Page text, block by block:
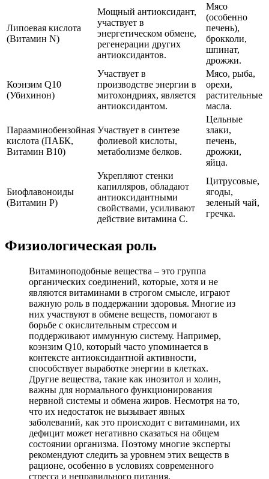
Липоевая кислота
(Витамин N)
Мощный антиоксидант,
участвует в
энергетическом обмене,
регенерации других
антиоксидантов.
Мясо
(особенно
печень),
брокколи,
шпинат,
дрожжи.
Коэнзим Q10
(Убихинон)
Участвует в
производстве энергии в
митохондриях, является
антиоксидантом.
Мясо, рыба,
орехи,
растительные
масла.
Парааминобензойная
кислота (ПАБК,
Витамин B10)
Участвует в синтезе
фолиевой кислоты,
метаболизме белков.
Цельные
злаки,
печень,
дрожжи,
яйца.
Биофлавоноиды
(Витамин P)
Укрепляют стенки
капилляров, обладают
антиоксидантными
свойствами, усиливают
действие витамина C.
Цитрусовые,
ягоды,
зеленый чай,
гречка.
Физиологическая роль
Витаминоподобные вещества – это группа
органических соединений, которые, хотя и не
являются витаминами в строгом смысле, играют
важную роль в поддержании здоровья. Многие из
них участвуют в обмене веществ, помогают в
борьбе с окислительным стрессом и
поддерживают иммунную систему. Например,
коэнзим Q10, который часто упоминается в
контексте антиоксидантной активности,
способствует выработке энергии в клетках.
Другие вещества, такие как инозитол и холин,
важны для нормального функционирования
нервной системы и обмена жиров. Несмотря на то,
что их недостаток не вызывает явных
заболеваний, как это происходит с витаминами, их
дефицит может негативно сказаться на общем
состоянии организма. Поэтому многие эксперты
рекомендуют следить за уровнем этих веществ в
рационе, особенно в условиях современного
стресса и неправильного питания.